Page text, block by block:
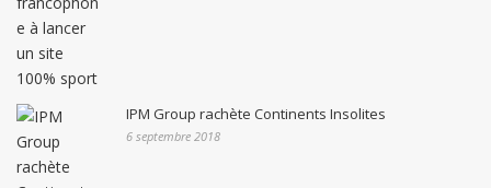
IPM Group rachète Continents Insolites
6 septembre 2018